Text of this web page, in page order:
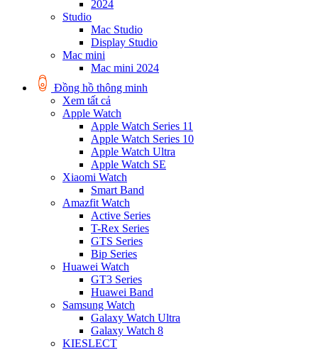
2024
Studio
Mac Studio
Display Studio
Mac mini
Mac mini 2024
Đồng hồ thông minh
Xem tất cả
Apple Watch
Apple Watch Series 11
Apple Watch Series 10
Apple Watch Ultra
Apple Watch SE
Xiaomi Watch
Smart Band
Amazfit Watch
Active Series
T-Rex Series
GTS Series
Bip Series
Huawei Watch
GT3 Series
Huawei Band
Samsung Watch
Galaxy Watch Ultra
Galaxy Watch 8
KIESLECT